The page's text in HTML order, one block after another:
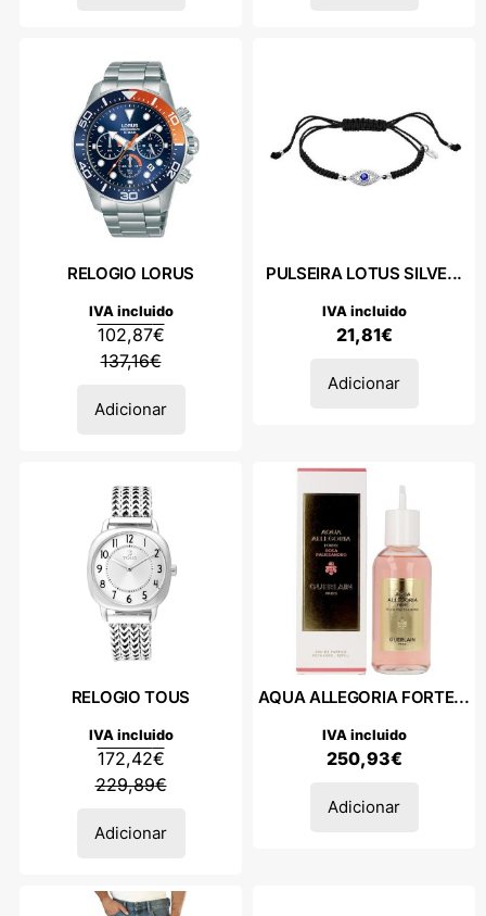
RELOGIO LORUS
137,16€
102,87€
IVA incluido
Adicionar
PULSEIRA LOTUS SILVE...
21,81€
IVA incluido
Adicionar
RELOGIO TOUS
229,89€
172,42€
IVA incluido
Adicionar
AQUA ALLEGORIA FORTE...
250,93€
IVA incluido
Adicionar